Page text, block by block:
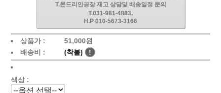
T.몬드리안공장 재고 상담및 배송일정 문의
T.031-981-4883,
H.P 010-5673-3166
상품가 :
51,000원
배송비 :
(착불) !
색상 :